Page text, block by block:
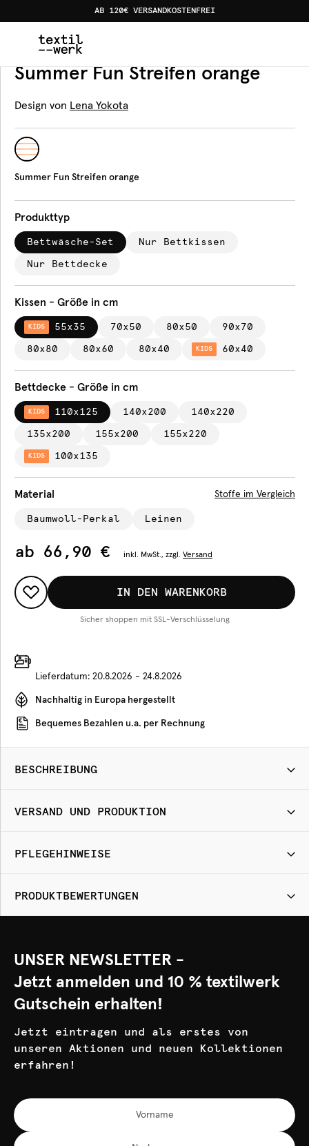
AB 120€ VERSANDKOSTENFREI
Produkte Bettwäsche Summer Fun Streifen
Bettwäsche
Summer Fun Streifen orange
Design von Lena Yokota
Summer Fun Streifen orange
Produkttyp
Bettwäsche-Set Nur Bettkissen
Nur Bettdecke
Kissen - Größe in cm
KIDS 55x35 70x50 80x50 90x70
80x80 80x60 80x40 KIDS 60x40
Bettdecke - Größe in cm
KIDS 110x125 140x200 140x220
135x200 155x200 155x220
KIDS 100x135
Material Stoffe im Vergleich
Baumwoll-Perkal Leinen
ab 66,90 € inkl. MwSt., zzgl. Versand
IN DEN WARENKORB
Sicher shoppen mit SSL-Verschlüsselung
Lieferdatum: 20.8.2026 - 24.8.2026
Nachhaltig in Europa hergestellt
Bequemes Bezahlen u.a. per Rechnung
BESCHREIBUNG
VERSAND UND PRODUKTION
PFLEGEHINWEISE
PRODUKTBEWERTUNGEN
UNSER NEWSLETTER -
Jetzt anmelden und 10 % textilwerk
Gutschein erhalten!
Jetzt eintragen und als erstes von
unseren Aktionen und neuen Kollektionen
erfahren!